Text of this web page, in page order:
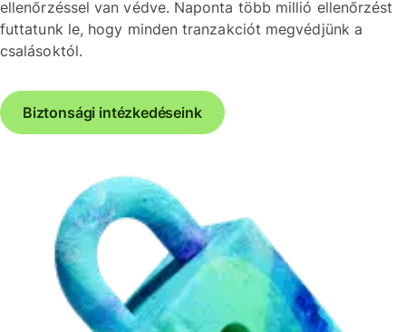
ellenőrzéssel van védve. Naponta több millió ellenőrzést
futtatunk le, hogy minden tranzakciót megvédjünk a
csalásoktól.
Biztonsági intézkedéseink